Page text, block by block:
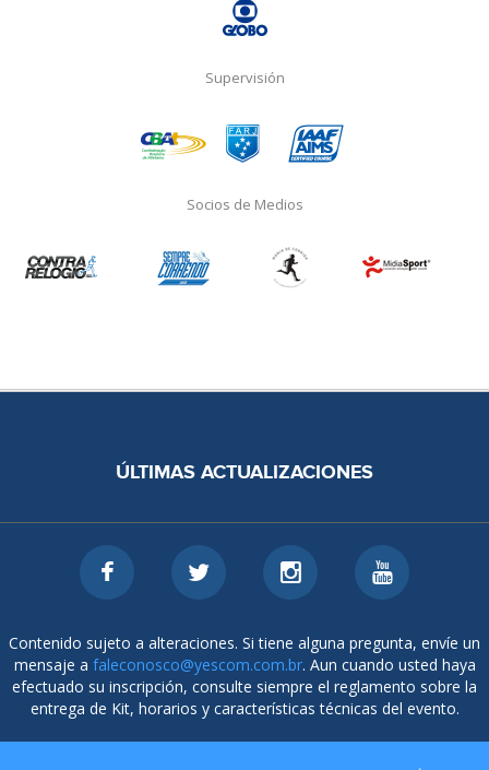
Supervisión
Socios de Medios
ÚLTIMAS ACTUALIZACIONES
Contenido sujeto a alteraciones. Si tiene alguna pregunta, envíe un
mensaje a faleconosco@yescom.com.br. Aun cuando usted haya
efectuado su inscripción, consulte siempre el reglamento sobre la
entrega de Kit, horarios y características técnicas del evento.